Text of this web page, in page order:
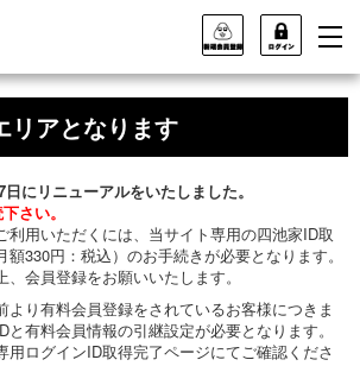
リアとなります
にリニューアルをいたしました。
さい。
利用いただくには、当サイト専用の四池家ID取
330円：税込）のお手続きが必要となります。
、会員登録をお願いいたします。
より有料会員登録をされているお客様につきま
有料会員情報の引継設定が必要となります。
用ログインID取得完了ページにてご確認くださ